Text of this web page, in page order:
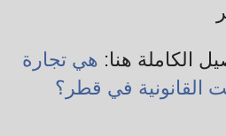
الكاملة هنا: هي تجارة
القانونية في قطر؟